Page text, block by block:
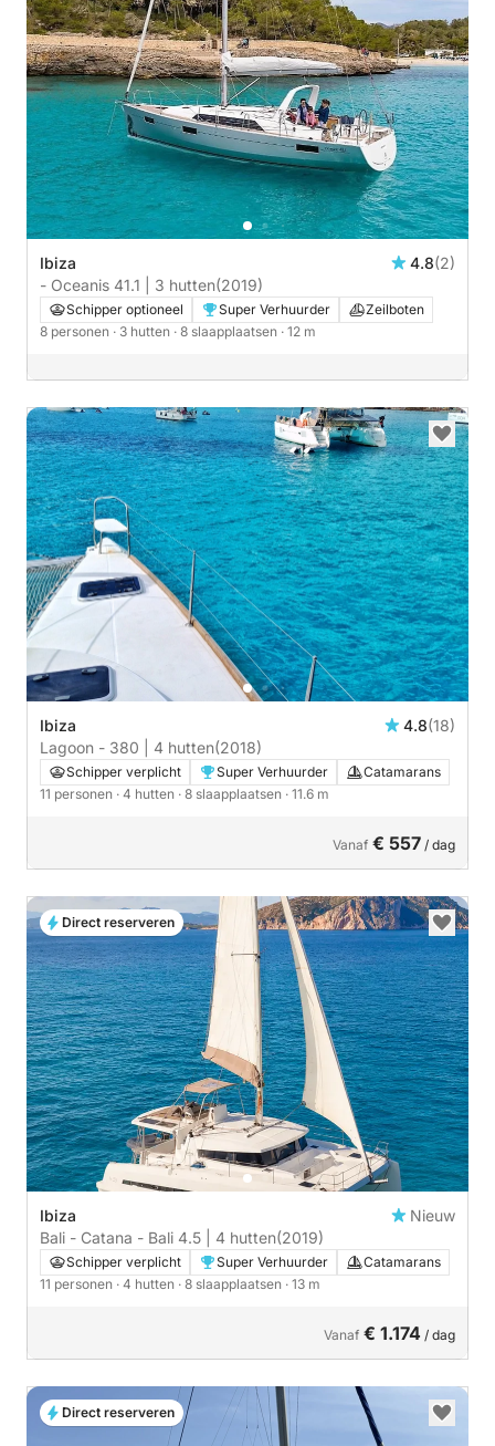
Ibiza 4.8(2)
- Oceanis 41.1 | 3 hutten(2019)
Schipper optioneel Super Verhuurder
Zeilboten
8 personen · 3 hutten · 8 slaapplaatsen · 12 m
Ibiza 4.8(18)
Lagoon - 380 | 4 hutten(2018)
Schipper verplicht Super Verhuurder
Catamarans
11 personen · 4 hutten · 8 slaapplaatsen · 11.6 m
Vanaf € 557 / dag
Ibiza
Nieuw
Bali - Catana - Bali 4.5 | 4 hutten(2019)
Schipper verplicht Super Verhuurder
Catamarans
11 personen · 4 hutten · 8 slaapplaatsen · 13 m
Vanaf € 1.174 / dag
Direct reserveren
Direct reserveren